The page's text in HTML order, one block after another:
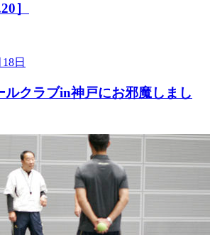
］
日
ルクラブin神戸にお邪魔しまし